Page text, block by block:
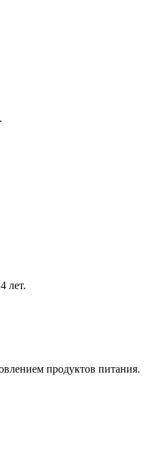
лет.
продуктов питания.